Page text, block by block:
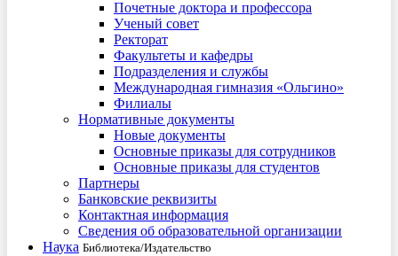
Почетные доктора и профессора
Ученый совет
Ректорат
Факультеты и кафедры
Подразделения и службы
Международная гимназия «Ольгино»
Филиалы
Нормативные документы
Новые документы
Основные приказы для сотрудников
Основные приказы для студентов
Партнеры
Банковские реквизиты
Контактная информация
Сведения об образовательной организации
Наука Библиотека/Издательство